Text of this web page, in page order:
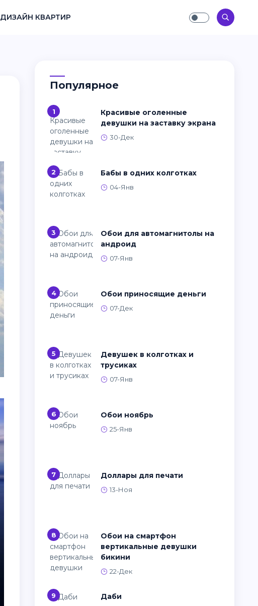
ДИЗАЙН КВАРТИР
Популярное
1
Красивые оголенные
девушки на заставку экрана
30-Дек
2 Бабы в одних колготках
04-Янв
3
Обои для автомагнитолы на
андроид
07-Янв
4 Обои приносящие деньги
07-Дек
5
Девушек в колготках и
трусиках
07-Янв
6 Обои ноябрь
25-Янв
7 Доллары для печати
13-Ноя
8
Обои на смартфон
вертикальные девушки
бикини
22-Дек
9 Даби